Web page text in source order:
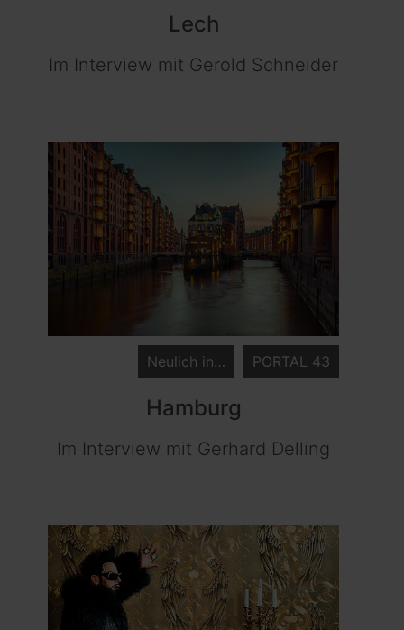
Lech
Im Interview mit Gerold Schneider
PORTAL 43
Neulich in…
Hamburg
Im Interview mit Gerhard Delling